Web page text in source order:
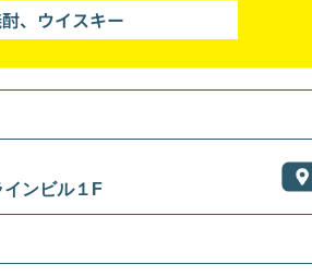
、ウイスキー
ンビル１F